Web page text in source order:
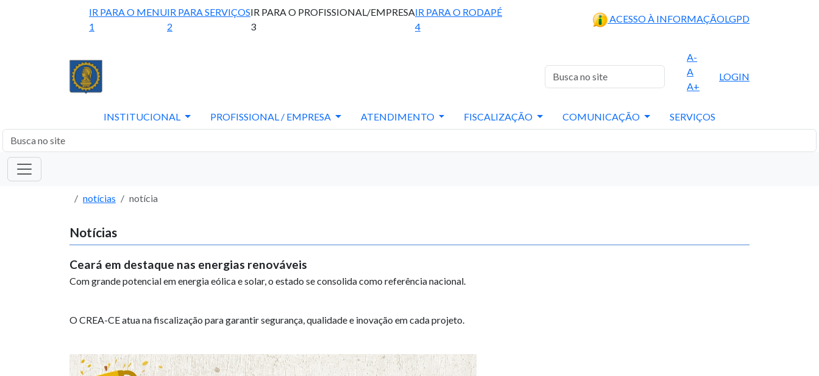
IR PARA O MENU
1
IR PARA SERVIÇOS
2
IR PARA O PROFISSIONAL/EMPRESA
3
IR PARA O RODAPÉ
4
ACESSO À INFORMAÇÃOLGPD
A-
A
A+
LOGIN
INSTITUCIONAL PROFISSIONAL / EMPRESA ATENDIMENTO FISCALIZAÇÃO COMUNICAÇÃO SERVIÇOS
notícias notícia
Notícias
Ceará em destaque nas energias renováveis
Com grande potencial em energia eólica e solar, o estado se consolida como referência nacional.
O CREA-CE atua na fiscalização para garantir segurança, qualidade e inovação em cada projeto.